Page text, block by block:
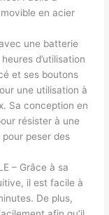
en acier
une batterie
d’utilisation
et ses boutons
une utilisation à
Sa conception en
résister à une
peser des
– Grâce à sa
il est facile à
De plus,